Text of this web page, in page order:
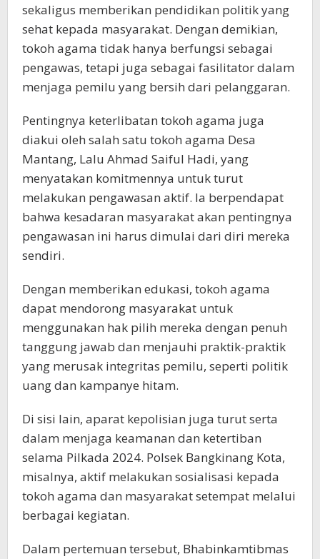
sekaligus memberikan pendidikan politik yang
sehat kepada masyarakat. Dengan demikian,
tokoh agama tidak hanya berfungsi sebagai
pengawas, tetapi juga sebagai fasilitator dalam
menjaga pemilu yang bersih dari pelanggaran.
Pentingnya keterlibatan tokoh agama juga
diakui oleh salah satu tokoh agama Desa
Mantang, Lalu Ahmad Saiful Hadi, yang
menyatakan komitmennya untuk turut
melakukan pengawasan aktif. Ia berpendapat
bahwa kesadaran masyarakat akan pentingnya
pengawasan ini harus dimulai dari diri mereka
sendiri.
Dengan memberikan edukasi, tokoh agama
dapat mendorong masyarakat untuk
menggunakan hak pilih mereka dengan penuh
tanggung jawab dan menjauhi praktik-praktik
yang merusak integritas pemilu, seperti politik
uang dan kampanye hitam.
Di sisi lain, aparat kepolisian juga turut serta
dalam menjaga keamanan dan ketertiban
selama Pilkada 2024. Polsek Bangkinang Kota,
misalnya, aktif melakukan sosialisasi kepada
tokoh agama dan masyarakat setempat melalui
berbagai kegiatan.
Dalam pertemuan tersebut, Bhabinkamtibmas